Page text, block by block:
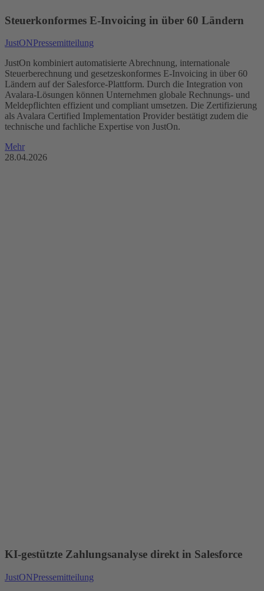
Steuerkonformes E-Invoicing in über 60 Ländern
JustONPressemitteilung
JustOn kombiniert automatisierte Abrechnung, internationale
Steuerberechnung und gesetzeskonformes E-Invoicing in über 60
Ländern auf der Salesforce-Plattform. Durch die Integration von
Avalara-Lösungen können Unternehmen globale Rechnungs- und
Meldepflichten effizient und compliant umsetzen. Die Zertifizierung
als Avalara Certified Implementation Provider bestätigt zudem die
technische und fachliche Expertise von JustOn.
Mehr
28.04.2026
KI-gestützte Zahlungsanalyse direkt in Salesforce
JustONPressemitteilung